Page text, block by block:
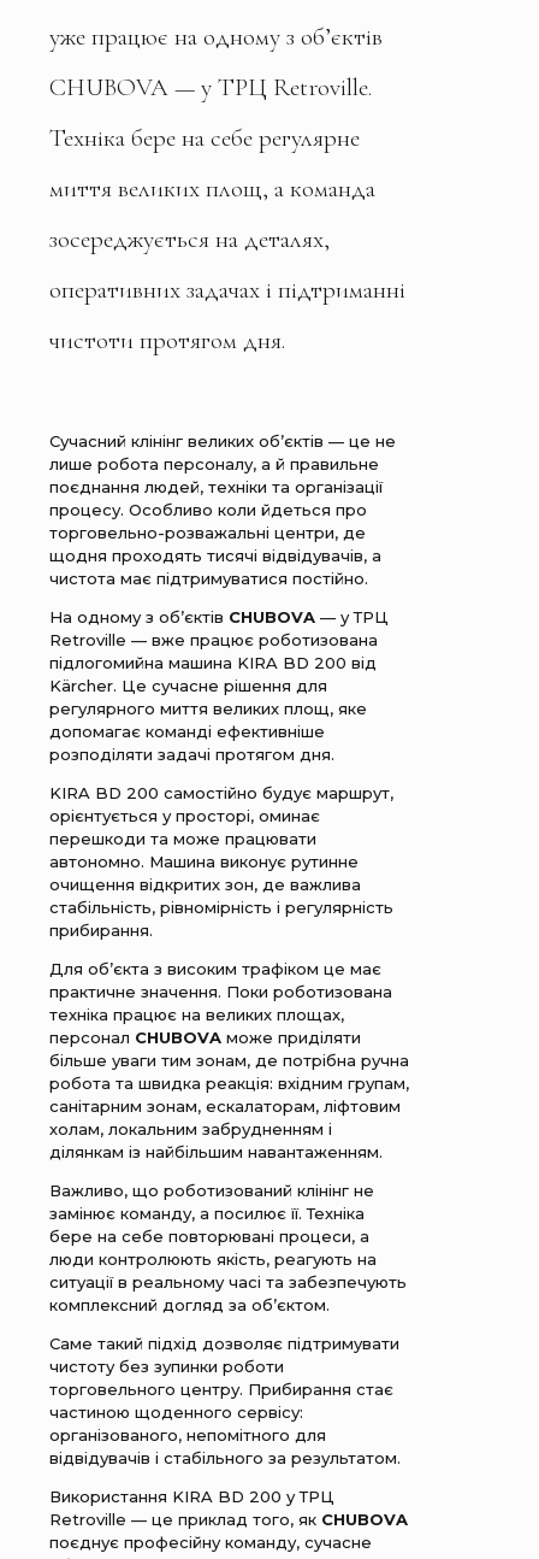
уже працює на одному з об’єктів
CHUBOVA — у ТРЦ Retroville.
Техніка бере на себе регулярне
миття великих площ, а команда
зосереджується на деталях,
оперативних задачах і підтриманні
чистоти протягом дня.
Сучасний клінінг великих об’єктів — це не
лише робота персоналу, а й правильне
поєднання людей, техніки та організації
процесу. Особливо коли йдеться про
торговельно-розважальні центри, де
щодня проходять тисячі відвідувачів, а
чистота має підтримуватися постійно.
На одному з об’єктів CHUBOVA — у ТРЦ
Retroville — вже працює роботизована
підлогомийна машина KIRA BD 200 від
Kärcher. Це сучасне рішення для
регулярного миття великих площ, яке
допомагає команді ефективніше
розподіляти задачі протягом дня.
KIRA BD 200 самостійно будує маршрут,
орієнтується у просторі, оминає
перешкоди та може працювати
автономно. Машина виконує рутинне
очищення відкритих зон, де важлива
стабільність, рівномірність і регулярність
прибирання.
Для об’єкта з високим трафіком це має
практичне значення. Поки роботизована
техніка працює на великих площах,
персонал CHUBOVA може приділяти
більше уваги тим зонам, де потрібна ручна
робота та швидка реакція: вхідним групам,
санітарним зонам, ескалаторам, ліфтовим
холам, локальним забрудненням і
ділянкам із найбільшим навантаженням.
Важливо, що роботизований клінінг не
замінює команду, а посилює її. Техніка
бере на себе повторювані процеси, а
люди контролюють якість, реагують на
ситуації в реальному часі та забезпечують
комплексний догляд за об’єктом.
Саме такий підхід дозволяє підтримувати
чистоту без зупинки роботи
торговельного центру. Прибирання стає
частиною щоденного сервісу:
організованого, непомітного для
відвідувачів і стабільного за результатом.
Використання KIRA BD 200 у ТРЦ
Retroville — це приклад того, як CHUBOVA
поєднує професійну команду, сучасне